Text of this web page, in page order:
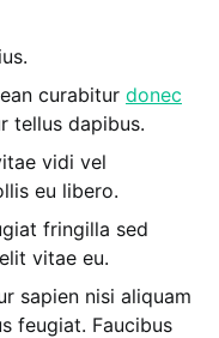
curabitur donec
tellus dapibus.
vidi vel
eu libero.
fringilla sed
vitae eu.
sapien nisi aliquam
feugiat. Faucibus